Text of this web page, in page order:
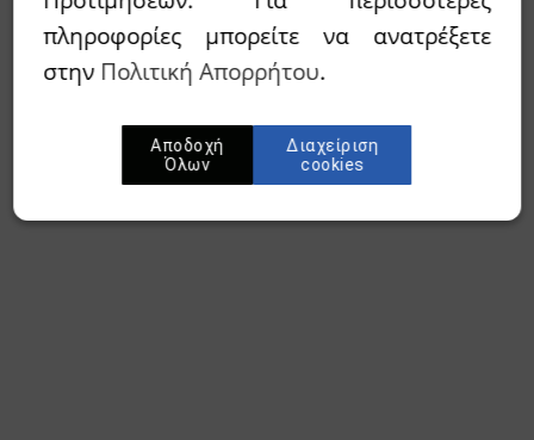
πληροφορίες μπορείτε να ανατρέξετε
στην Πολιτική Απορρήτου.
Αποδοχή
Όλων
Διαχείριση
cookies